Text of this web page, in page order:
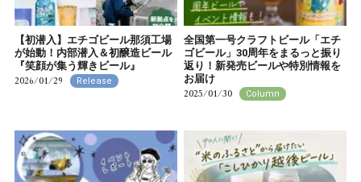
【初潜入】エチゴビール那須工場
が始動！内部潜入＆初醸造ビール
『笑顔が集う輝きビール』
2026/01/29 Release
全国第一号クラフトビール「エチ
ゴビール」30周年をまるっと振り
返り！新発売ビールや特別情報を
お届け
2025/01/30 Column